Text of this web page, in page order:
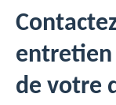
de votre